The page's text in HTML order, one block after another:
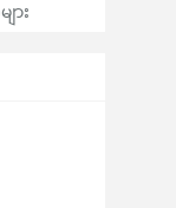
ား